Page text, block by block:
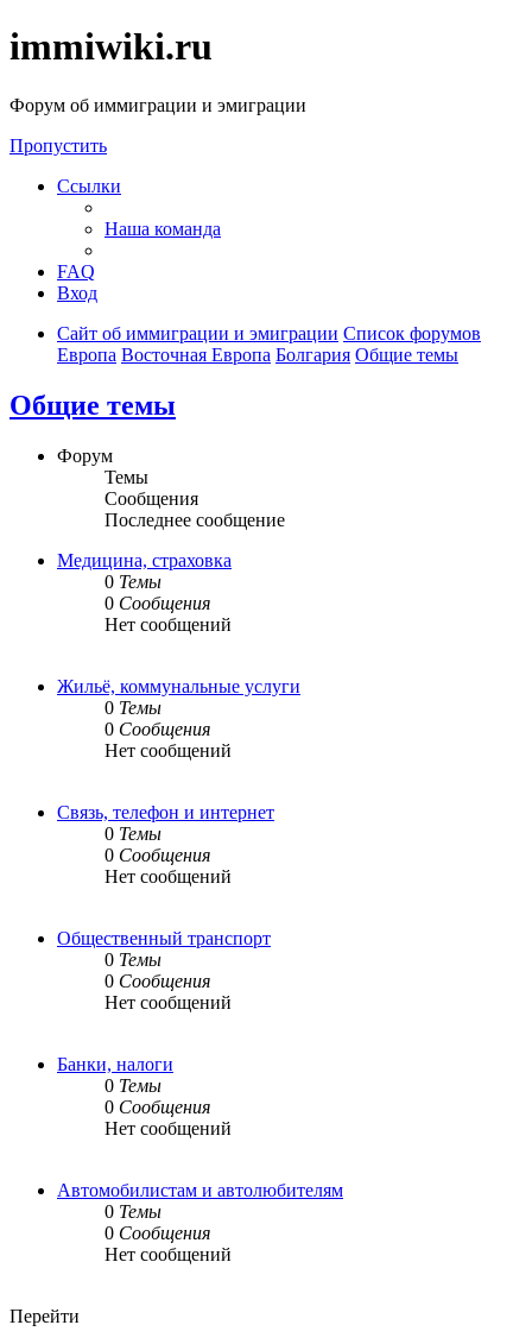
immiwiki.ru
Форум об иммиграции и эмиграции
Пропустить
Ссылки
Наша команда
FAQ
Вход
Сайт об иммиграции и эмиграции Список форумов
Европа Восточная Европа Болгария Общие темы
Общие темы
Форум
Темы
Сообщения
Последнее сообщение
Медицина, страховка
0 Темы
0 Сообщения
Нет сообщений
Жильё, коммунальные услуги
0 Темы
0 Сообщения
Нет сообщений
Связь, телефон и интернет
0 Темы
0 Сообщения
Нет сообщений
Общественный транспорт
0 Темы
0 Сообщения
Нет сообщений
Банки, налоги
0 Темы
0 Сообщения
Нет сообщений
Автомобилистам и автолюбителям
0 Темы
0 Сообщения
Нет сообщений
Перейти